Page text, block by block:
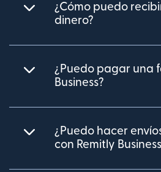
¿Cómo puedo
dinero?
¿Puedo pagar una
Business?
¿Puedo hacer
con Remitly